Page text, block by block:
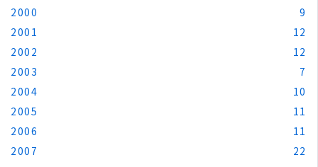
2000
9
2001
12
2002
12
2003
7
2004
10
2005
11
2006
11
2007
22